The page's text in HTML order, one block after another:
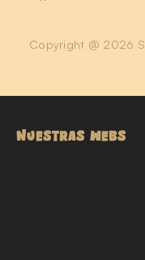
Copyright @ 2026
NUESTRAS WEBS